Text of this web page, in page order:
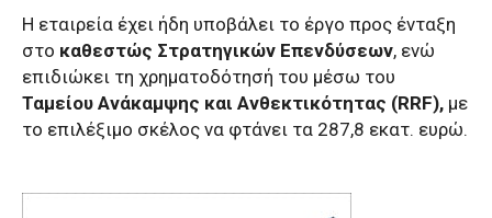
Η εταιρεία έχει ήδη υποβάλει το έργο προς ένταξη
στο καθεστώς Στρατηγικών Επενδύσεων, ενώ
επιδιώκει τη χρηματοδότησή του μέσω του
Ταμείου Ανάκαμψης και Ανθεκτικότητας (RRF), με
το επιλέξιμο σκέλος να φτάνει τα 287,8 εκατ. ευρώ.